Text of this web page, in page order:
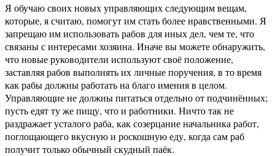
Я обучаю своих новых управляющих следующим вещам,
которые, я считаю, помогут им стать более нравственными. Я
запрещаю им использовать рабов для иных дел, чем те, что
связаны с интересами хозяина. Иначе вы можете обнаружить,
что новые руководители используют своё положение,
заставляя рабов выполнять их личные поручения, в то время
как рабы должны работать на благо имения в целом.
Управляющие не должны питаться отдельно от подчинённых;
пусть едят ту же пищу, что и работники. Ничто так не
раздражает усталого раба, как созерцание начальника работ,
поглощающего вкусную и роскошную еду, когда сам раб
получит только обычный скудный паёк.